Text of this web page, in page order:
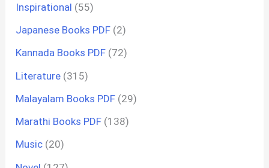
Inspirational (55)
Japanese Books PDF (2)
Kannada Books PDF (72)
Literature (315)
Malayalam Books PDF (29)
Marathi Books PDF (138)
Music (20)